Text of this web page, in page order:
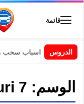
قائمة
الدروسالسويد | اسباب سحب
الوسم: 7